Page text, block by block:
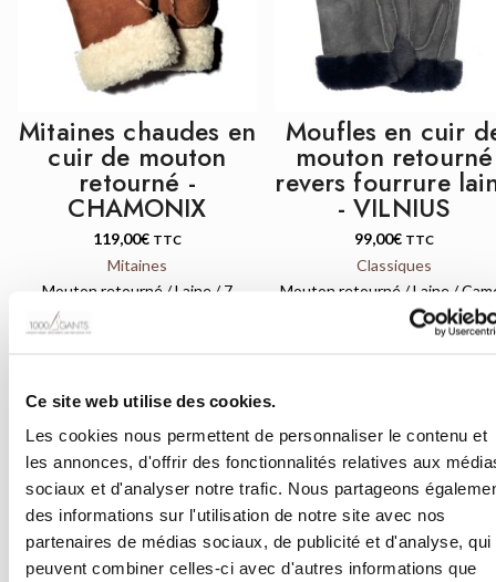
Ce site web utilise des cookies.
Les cookies nous permettent de personnaliser le contenu et
les annonces, d'offrir des fonctionnalités relatives aux
sociaux et d'analyser notre trafic. Nous partageons
des informations sur l'utilisation de notre site avec nos
partenaires de médias sociaux, de publicité et d'analyse, qui
peuvent combiner celles-ci avec d'autres informations que
QUICK VIEW
Mitaines chaudes en
cuir de mouton
retourné -
CHAMONIX
119,00€ TTC
Mitaines
Mouton retourné / Laine / 7
QUICK VIEW
Moufles en cuir
mouton retourné
revers fourrure
- VILNIUS
99,00€ TTC
Classiques
Mouton retourné / Laine /
Gris or Noir
QUICK VIEW